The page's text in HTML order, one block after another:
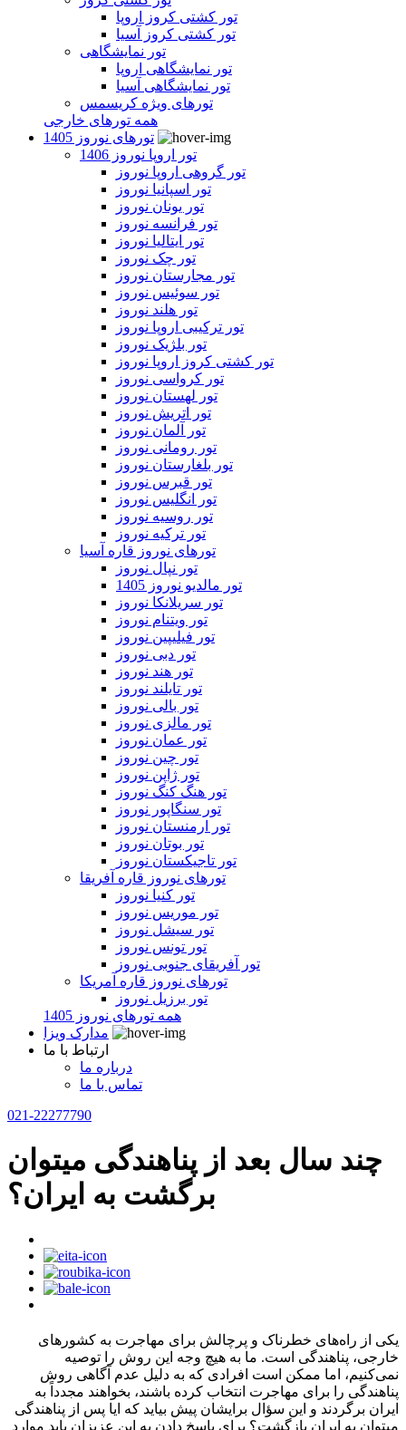
تور کشتی کروز اروپا
تور کشتی کروز آسیا
تور نمایشگاهی
تور نمایشگاهی اروپا
تور نمایشگاهی آسیا
تورهای ویژه کریسمس
همه تورهای خارجی
تورهای نوروز 1405
تور اروپا نوروز 1406
تور گروهی اروپا نوروز
تور اسپانیا نوروز
تور یونان نوروز
تور فرانسه نوروز
تور ایتالیا نوروز
تور چک نوروز
تور مجارستان نوروز
تور سوئیس نوروز
تور هلند نوروز
تور ترکیبی اروپا نوروز
تور بلژیک نوروز
تور کشتی کروز اروپا نوروز
تور کرواسی نوروز
تور لهستان نوروز
تور اتریش نوروز
تور آلمان نوروز
تور رومانی نوروز
تور بلغارستان نوروز
تور قبرس نوروز
تور انگلیس نوروز
تور روسیه نوروز
تور ترکیه نوروز
تورهای نوروز قاره آسیا
تور نپال نوروز
تور مالدیو نوروز 1405
تور سریلانکا نوروز
تور ویتنام نوروز
تور فیلیپین نوروز
تور دبی نوروز
تور هند نوروز
تور تایلند نوروز
تور بالی نوروز
تور مالزی نوروز
تور عمان نوروز
تور چین نوروز
تور ژاپن نوروز
تور هنگ کنگ نوروز
تور سنگاپور نوروز
تور ارمنستان نوروز
تور بوتان نوروز
تور تاجیکستان نوروز
تورهای نوروز قاره آفریقا
تور کنیا نوروز
تور موریس نوروز
تور سیشل نوروز
تور تونس نوروز
تور آفریقای جنوبی نوروز
تورهای نوروز قاره آمریکا
تور برزیل نوروز
همه تورهای نوروز 1405
مدارک ویزا
ارتباط با ما
درباره ما
تماس با ما
021-22277790
چند سال بعد از پناهندگی میتوان
برگشت به ایران؟
یکی از راه‌های خطرناک و پرچالش برای مهاجرت به کشورهای
خارجی، پناهندگی است. ما به هیچ وجه این روش را توصیه
نمی‌کنیم، اما ممکن است افرادی که به دلیل عدم آگاهی روش
پناهندگی را برای مهاجرت انتخاب کرده باشند، بخواهند مجدداً به
ایران برگردند و این سؤال برایشان پیش بیاید که ایا پس از پناهندگی
میتوان به ایران بازگشت؟ برای پاسخ دادن به این عزیزان باید موارد